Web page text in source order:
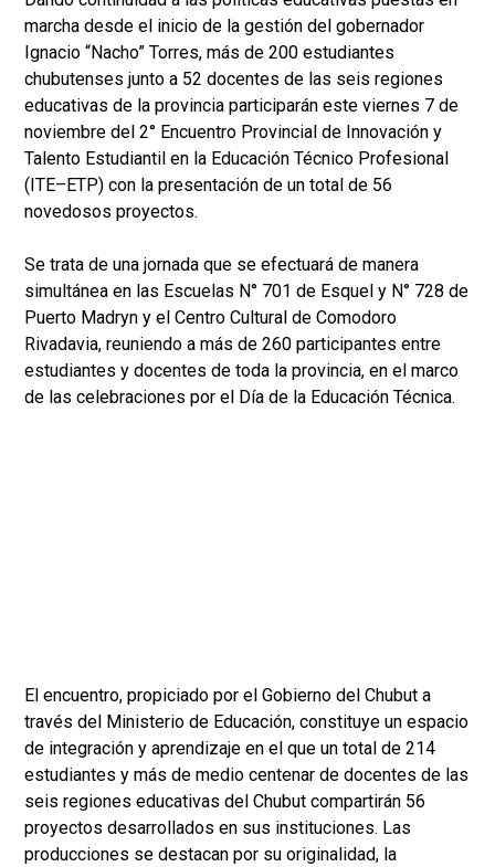
marcha desde el inicio de la gestión del gobernador
Ignacio “Nacho” Torres, más de 200 estudiantes
chubutenses junto a 52 docentes de las seis regiones
educativas de la provincia participarán este viernes 7 de
noviembre del 2° Encuentro Provincial de Innovación y
Talento Estudiantil en la Educación Técnico Profesional
(ITE–ETP) con la presentación de un total de 56
novedosos proyectos.
Se trata de una jornada que se efectuará de manera
simultánea en las Escuelas N° 701 de Esquel y N° 728 de
Puerto Madryn y el Centro Cultural de Comodoro
Rivadavia, reuniendo a más de 260 participantes entre
estudiantes y docentes de toda la provincia, en el marco
de las celebraciones por el Día de la Educación Técnica.
El encuentro, propiciado por el Gobierno del Chubut a
través del Ministerio de Educación, constituye un espacio
de integración y aprendizaje en el que un total de 214
estudiantes y más de medio centenar de docentes de las
seis regiones educativas del Chubut compartirán 56
proyectos desarrollados en sus instituciones. Las
producciones se destacan por su originalidad, la